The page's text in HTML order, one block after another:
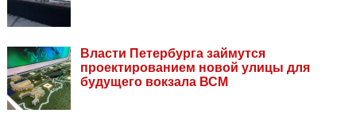
Власти Петербурга займутся
проектированием новой улицы для
будущего вокзала ВСМ